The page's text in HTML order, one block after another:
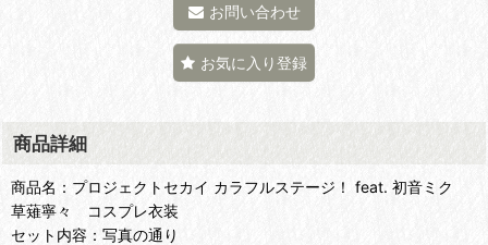
お問い合わせ
お気に入り登録
商品詳細
商品名：プロジェクトセカイ カラフルステージ！ feat. 初音ミク
草薙寧々 コスプレ衣装
セット内容：写真の通り